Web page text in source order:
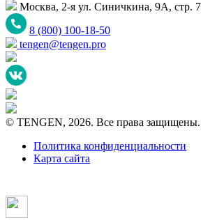
Москва, 2-я ул. Синичкина, 9А, стр. 7
8 (800) 100-18-50
tengen@tengen.pro
© TENGEN, 2026. Все права защищены.
Политика конфиденциальности
Карта сайта